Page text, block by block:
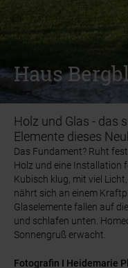
INSPIRATION
Haus
Das Fundament? Ruht
Holz und eine Installation
Kubisch klug, mit viel
nährt sich an einem
Glaselemente fallen auf
und schlafen unten.
Sonnengruß erwacht.
Fotografin I Heidemarie
INSPIRATION
Haus
Holz und Glas - das
Elemente dieses
Das Fundament? Ruht
Holz und eine Installation
Kubisch klug, mit viel
nährt sich an einem
Glaselemente fallen auf
und schlafen unten.
Sonnengruß erwacht.
Fotografin I Heidemarie